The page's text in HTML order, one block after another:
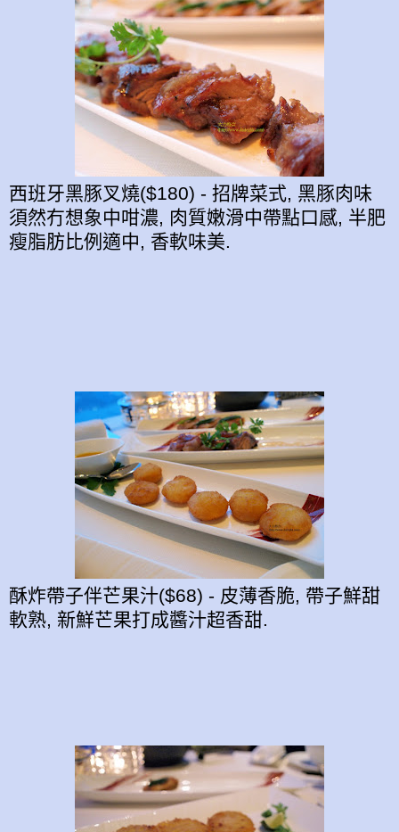
西班牙黑豚叉燒($180) - 招牌菜式, 黑豚肉味
須然冇想象中咁濃, 肉質嫩滑中帶點口感, 半肥
瘦脂肪比例適中, 香軟味美.
酥炸帶子伴芒果汁($68) - 皮薄香脆, 帶子鮮甜
軟熟, 新鮮芒果打成醬汁超香甜.